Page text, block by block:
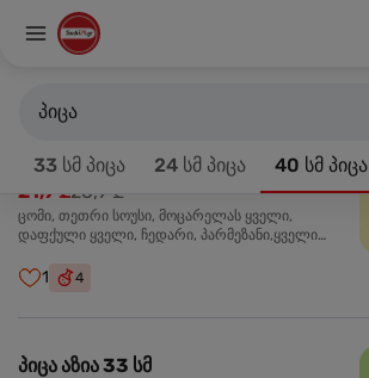
პიცა
33 სმ პიცა 24 სმ პიცა 40 სმ პიცა
მთავარზე
პიცა 4 ყველის 33 სმ
21,9 ₾26,9 ₾
ცომი, თეთრი სოუსი, მოცარელას ყველი,
დაფქული ყველი, ჩედარი, პარმეზანი,ყველი
1 4
პიცა აზია 33 სმ